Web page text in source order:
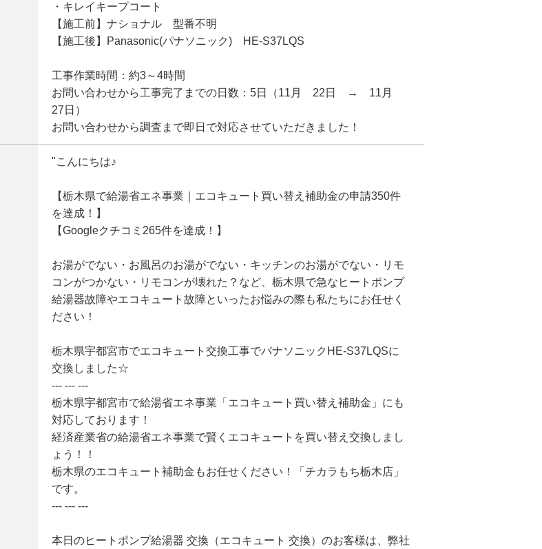
・キレイキープコート
【施工前】ナショナル 型番不明
【施工後】Panasonic(パナソニック) HE-S37LQS
工事作業時間：約3～4時間
お問い合わせから工事完了までの日数：5日（11月 22日 → 11月
27日）
お問い合わせから調査まで即日で対応させていただきました！
"こんにちは♪
【栃木県で給湯省エネ事業｜エコキュート買い替え補助金の申請350件
を達成！】
【Googleクチコミ265件を達成！】
お湯がでない・お風呂のお湯がでない・キッチンのお湯がでない・リモ
コンがつかない・リモコンが壊れた？など、栃木県で急なヒートポンプ
給湯器故障やエコキュート故障といったお悩みの際も私たちにお任せく
ださい！
栃木県宇都宮市でエコキュート交換工事でパナソニックHE-S37LQSに
交換しました☆
--- --- ---
栃木県宇都宮市で給湯省エネ事業「エコキュート買い替え補助金」にも
対応しております！
経済産業省の給湯省エネ事業で賢くエコキュートを買い替え交換しまし
ょう！！
栃木県のエコキュート補助金もお任せください！「チカラもち栃木店」
です。
--- --- ---
本日のヒートポンプ給湯器 交換（エコキュート 交換）のお客様は、弊社